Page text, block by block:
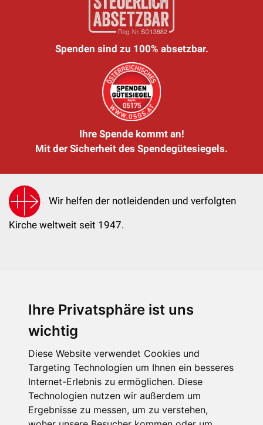
Ihre Privatsphäre ist uns
wichtig
Diese Website verwendet Cookies und
Targeting Technologien um Ihnen ein besseres
Internet-Erlebnis zu ermöglichen. Diese
Technologien nutzen wir außerdem um
Ergebnisse zu messen, um zu verstehen,
Spenden sind zu 100% absetzbar.
Ihre Spende kommt an!
Mit der Sicherheit des Spendegütesiegels.
Wir helfen der notleidenden und verfolgten
Kirche weltweit seit 1947.
KIRCHE IN NOT - Österreich
kin@kircheinnot.at
KIN weltweit